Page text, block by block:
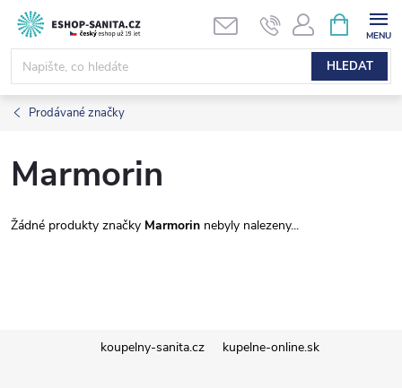
Přejít
obsah
HLEDAT
NÁKUPNÍ
KOŠÍK
Prodávané značky
Marmorin
Žádné produkty značky Marmorin nebyly nalezeny...
koupelny-sanita.cz kupelne-online.sk